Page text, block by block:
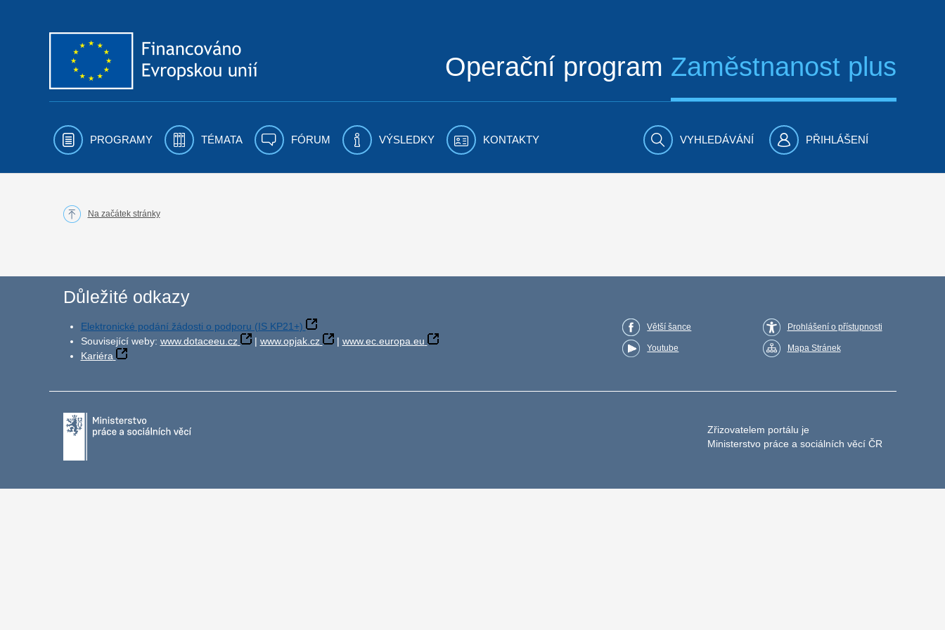
Operační program Zaměstnanost plus
PROGRAMY TÉMATA FÓRUM VÝSLEDKY KONTAKTY VYHLEDÁVÁNÍ PŘIHLÁŠENÍ
Na začátek stránky
Důležité odkazy
Elektronické podání žádosti o podporu (IS KP21+)
Související weby: www.dotaceeu.cz | www.opjak.cz | www.ec.europa.eu
Kariéra
Větší šance
Youtube
Prohlášení o přístupnosti
Mapa Stránek
Zřizovatelem portálu je
Ministerstvo práce a sociálních věcí ČR